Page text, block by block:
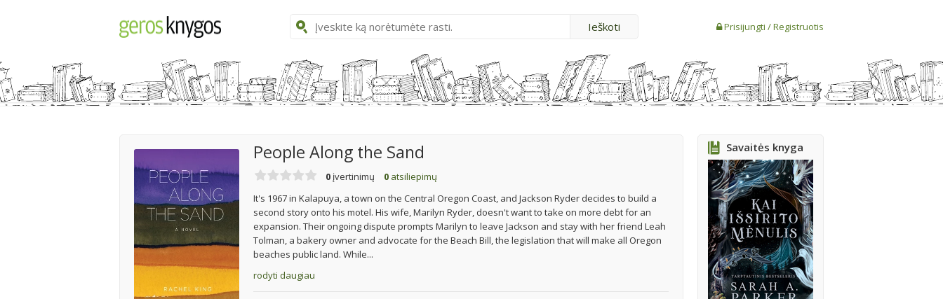
Prisijungti /Registruotis
Savaitės knyga
People Along the Sand
0 įvertinimų 0 atsiliepimų
It's 1967 in Kalapuya, a town on the Central Oregon Coast, and Jackson Ryder decides to build a
second story onto his motel. His wife, Marilyn Ryder, doesn't want to take on more debt for an
expansion. Their ongoing dispute prompts Marilyn to leave Jackson and stay with her friend Leah
Tolman, a bakery owner and advocate for the Beach Bill, the legislation that will make all Oregon
beaches public land. While...
rodyti daugiau